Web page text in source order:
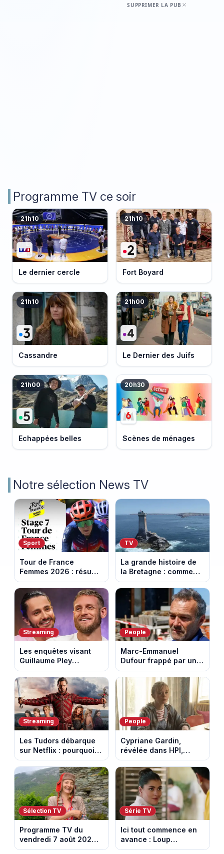
SUPPRIMER LA PUB
Programme TV ce soir
21h10
Le dernier cercle
21h10
Fort Boyard
21h10
Cassandre
21h00
Le Dernier des Juifs
21h00
Echappées belles
20h30
Scènes de ménages
Notre sélection News TV
Sport
Tour de France
Femmes 2026 : résumé
vidéo de la 7e étape
avec l'ascension du
Mont Ventoux
TV
La grande histoire de
la Bretagne : comment
les Bretons ont
défendu leur culture
au fil des décennies
Streaming
Les enquêtes visant
Guillaume Pley
poussent Ragnar Le
Breton à quitter la
tournée Legend
People
Marc-Emmanuel
Dufour frappé par un
terrible incendie : son
chalet part en fumée
Streaming
Les Tudors débarque
sur Netflix : pourquoi la
série n’a rien perdu de
son pouvoir
People
Cypriane Gardin,
révélée dans HPI,
lance une cagnotte
après des difficultés
financières
Sélection TV
Programme TV du
vendredi 7 août 2026 :
notre sélection pour
Série TV
Ici tout commence en
avance : Loup
découvre la trahison